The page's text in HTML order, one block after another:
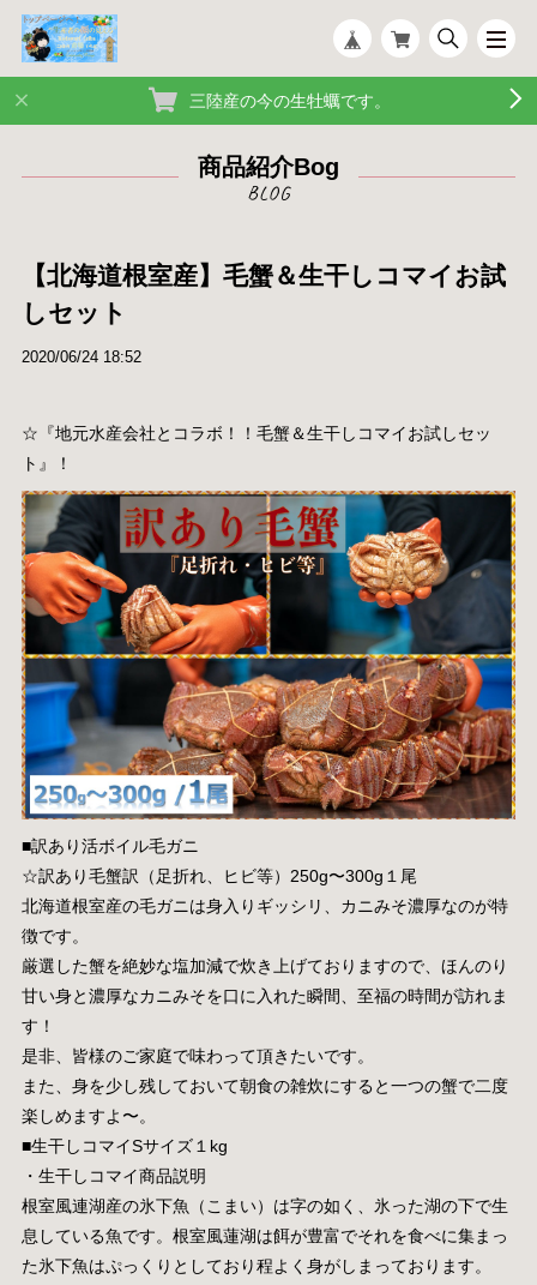
三陸産の今の生牡蠣です。
商品紹介Bog
【北海道根室産】毛蟹＆生干しコマイお試
しセット
2020/06/24 18:52
☆『地元水産会社とコラボ！！毛蟹＆生干しコマイお試しセッ
ト』！
■訳あり活ボイル毛ガニ
☆訳あり毛蟹訳（足折れ、ヒビ等）250g〜300g１尾
北海道根室産の毛ガニは身入りギッシリ、カニみそ濃厚なのが特
徴です。
厳選した蟹を絶妙な塩加減で炊き上げておりますので、ほんのり
甘い身と濃厚なカニみそを口に入れた瞬間、至福の時間が訪れま
す！
是非、皆様のご家庭で味わって頂きたいです。
また、身を少し残しておいて朝食の雑炊にすると一つの蟹で二度
楽しめますよ〜。
■生干しコマイSサイズ１kg
・生干しコマイ商品説明
根室風連湖産の氷下魚（こまい）は字の如く、氷った湖の下で生
息している魚です。根室風蓮湖は餌が豊富でそれを食べに集まっ
た氷下魚はぷっくりとしており程よく身がしまっております。